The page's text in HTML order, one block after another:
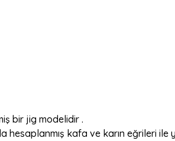
bir jig modelidir .
hesaplanmış kafa ve karın eğrileri